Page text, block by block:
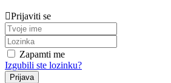
Prijaviti se
Zapamti me
Izgubili ste lozinku?